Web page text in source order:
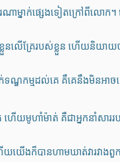
ម្នាក់ផ្សេងទៀតក្រៅពីលោក។
លួនលើគ្រែរបស់ខ្លួន ហើយនិយ
ណ្ឌកម្មដល់គេ គឺគេនឹងមិនអា
គត់ ហើយមូហាំម៉ាត់ គឺជាអ្នកនាំ
បានហាមឃាត់វារវាងពួកអ្